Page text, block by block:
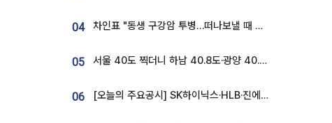
04 차인표 "동생 구강암 투병…떠나보낼 때 가장 힘들었다”
05 서울 40도 찍더니 하남 40.8도·광양 40.2도…전국 '펄펄'
06 [오늘의 주요공시] SK하이닉스·HLB·진에어·포스코홀딩스·네이버·대우건설 등